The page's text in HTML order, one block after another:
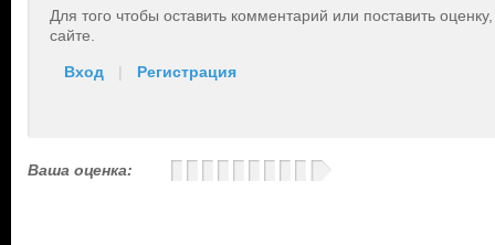
Для того чтобы оставить комментарий или поставить
сайте.
Вход | Регистрация
Ваша оценка: